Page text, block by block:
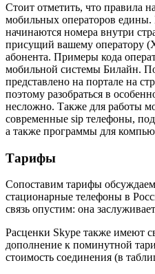
Стоит отметить, что правила
мобильных операторов едины.
начинаются номера внутри
присущий вашему
абонента. Примеры кода
мобильной системы Билайн.
представлено на портале на
поэтому разобраться в
несложно. Также для работы
современные sip телефоны,
а также программы для
Тарифы
Сопоставим тарифы
стационарные телефоны в
связь опустим: она
Расценки Skype также имеют
дополнение к поминутной
стоимость соединения (в